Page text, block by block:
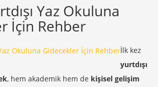
Yaz Okuluna
İçin Rehber
İlk kez
yurtdışı
, hem akademik hem de kişisel gelişim